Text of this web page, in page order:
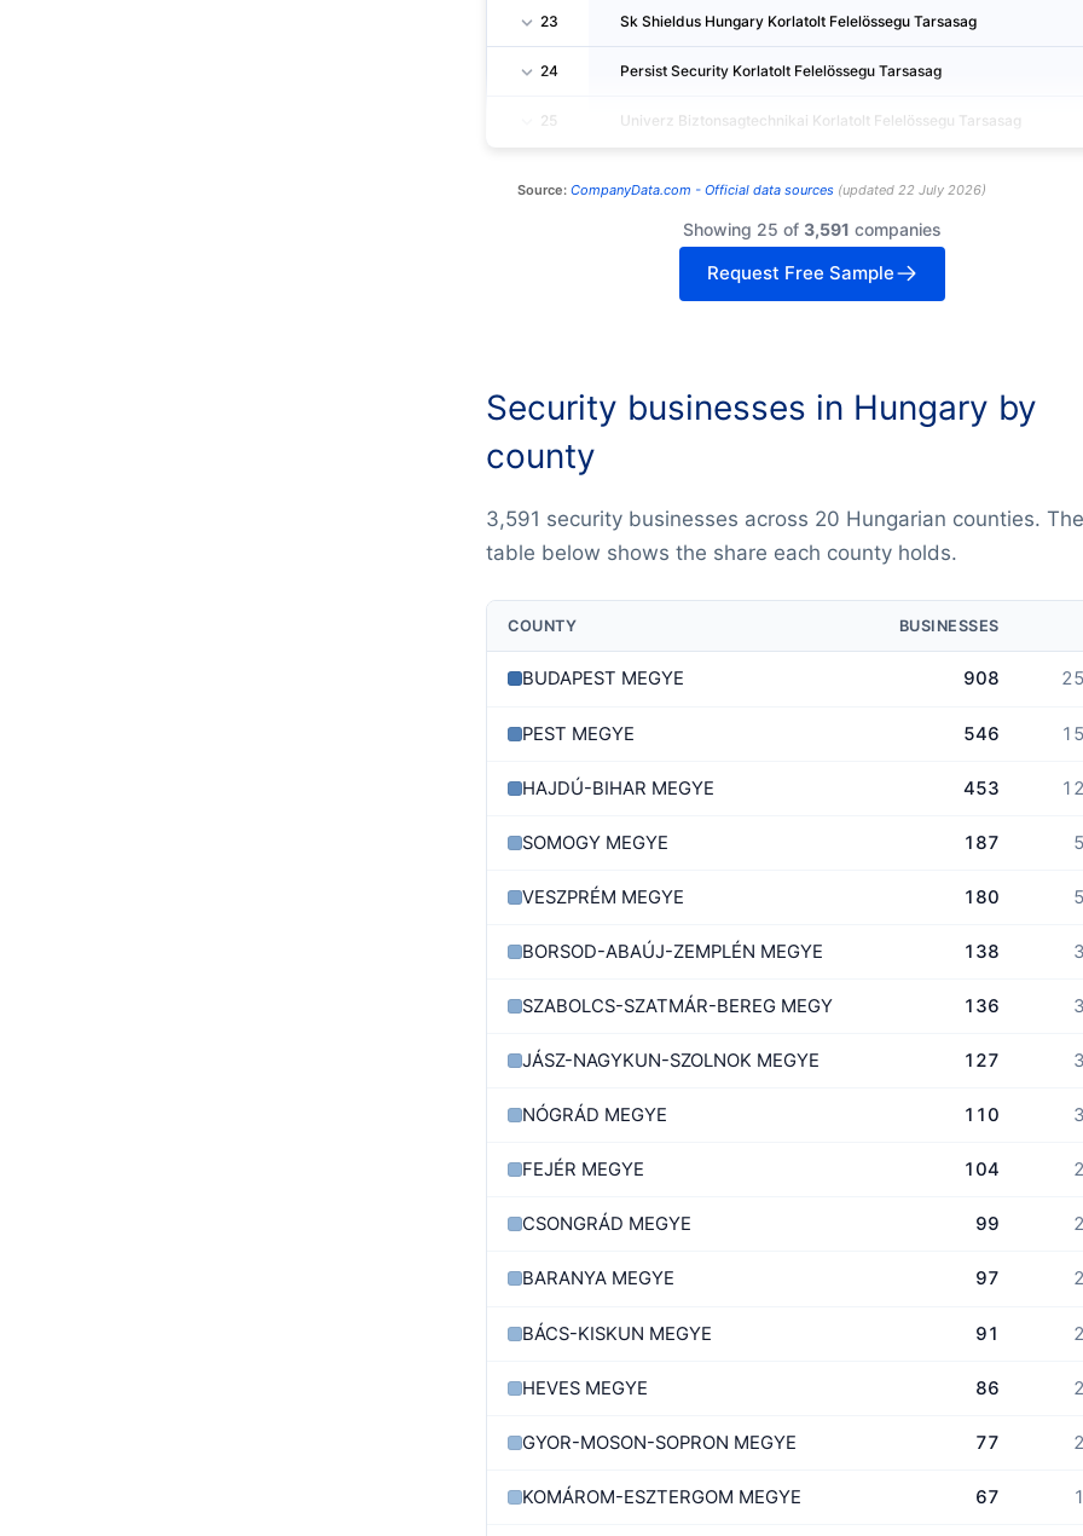
23 Sk Shieldus Hungary Korlatolt Felelössegu Tarsasag
24 Persist Security Korlatolt Felelössegu Tarsasag
25 Univerz Biztonsagtechnikai Korlatolt Felelössegu Tarsasag
Source: CompanyData.com - Official data sources(updated 22 July 2026)
Showing 25 of 3,591 companies
Request Free Sample
Security businesses in Hungary by
county
3,591 security businesses across 20 Hungarian counties. The
table below shows the share each county holds.
COUNTY BUSINESSES
BUDAPEST MEGYE 908
PEST MEGYE 546
HAJDÚ-BIHAR MEGYE 453
SOMOGY MEGYE 187
VESZPRÉM MEGYE 180
BORSOD-ABAÚJ-ZEMPLÉN MEGYE 138
SZABOLCS-SZATMÁR-BEREG MEGYE 136
JÁSZ-NAGYKUN-SZOLNOK MEGYE 127
NÓGRÁD MEGYE 110
FEJÉR MEGYE 104
CSONGRÁD MEGYE 99
BARANYA MEGYE 97
BÁCS-KISKUN MEGYE 91
HEVES MEGYE 86
GYOR-MOSON-SOPRON MEGYE 77
KOMÁROM-ESZTERGOM MEGYE 67